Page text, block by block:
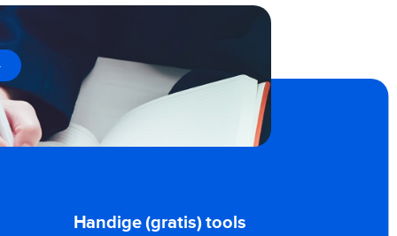
Handige (gratis) tools